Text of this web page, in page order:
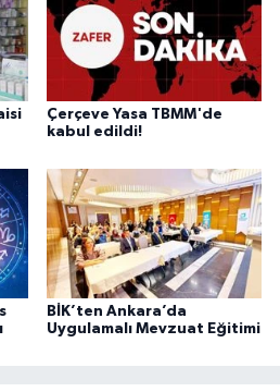
Çerçeve Yasa TBMM'de
kabul edildi!
BİK’ten Ankara’da
Uygulamalı Mevzuat Eğitimi